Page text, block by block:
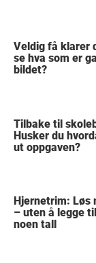
Veldig få klarer
se hva som er
bildet?
Tilbake til
Husker du
ut oppgaven?
Hjernetrim:
– uten å legge
noen tall